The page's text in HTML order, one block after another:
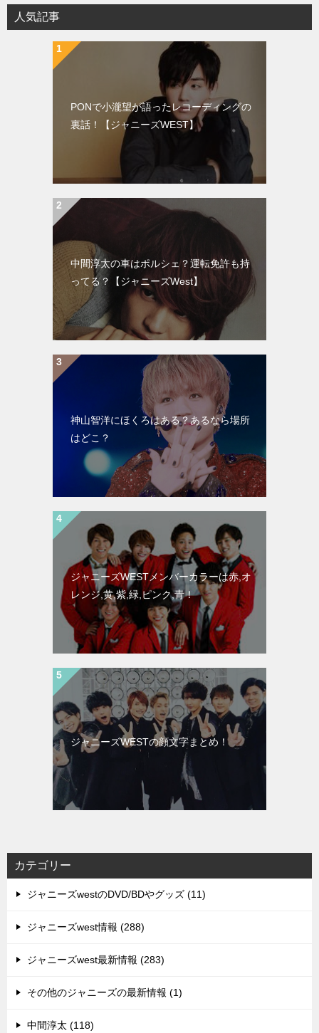
シ人気記事
PONで小瀧望が語ったレコーディングの
裏話！【ジャニーズWEST】
中間淳太の車はポルシェ？運転免許も持
ってる？【ジャニーズWest】
神山智洋にほくろはある？あるなら場所
はどこ？
ジャニーズWESTメンバーカラーは赤,オ
レンジ,黄,紫,緑,ピンク,青！
ジャニーズWESTの顔文字まとめ！
カテゴリー
ジャニーズwestのDVD/BDやグッズ (11)
ジャニーズwest情報 (288)
ジャニーズwest最新情報 (283)
その他のジャニーズの最新情報 (1)
中間淳太 (118)